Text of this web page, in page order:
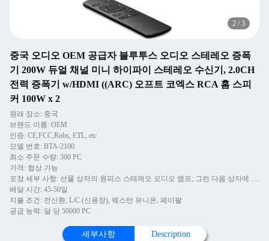
2 / 3
중국 오디오 OEM 공급자 블루투스 오디오 스테레오 증폭
기 200W 듀얼 채널 미니 하이파이 스테레오 수신기, 2.0CH
전력 증폭기 w/HDMI ((ARC) 오프트 코엑스 RCA 홈 스피
커 100W x 2
원래 장소: 중국
브랜드 이름: OEM
인증: CE,FCC,Rohs, ETL, etc
모델 번호: BTA-2100
최소 주문 수량: 300 PC
가격: 협상 가능
포장 세부 사항: 선물 상자의 원피스 스테레오 오디오 앰프; 그런 다음 상자에 4 개의 PCS 앰프.
배달 시간: 45-50일
지불 조건: 전신환, L/C (신용장), 웨스턴 유니온, 페이팔
공급 능력: 달 당 50000 PC
세부사항 Description